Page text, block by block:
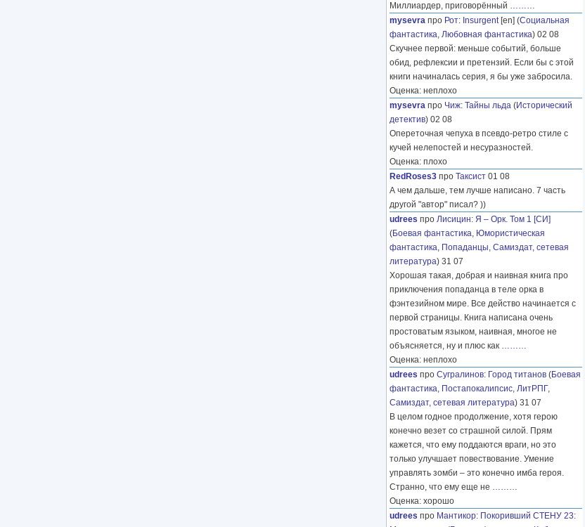
Миллиардер, приговорённый ………
mysevra про Рот: Insurgent[en] (Социальная
фантастика, Любовная фантастика) 02 08
Скучнее первой: меньше событий, больше
обид, рефлексии и претензий. Если бы с этой
книги начиналась серия, я бы уже забросила.
Оценка: неплохо
mysevra про Чиж: Тайны льда (Исторический
детектив) 02 08
Опереточная чепуха в псевдо-ретро стиле с
кучей нелепостей и несуразностей.
Оценка: плохо
RedRoses3 про Таксист 01 08
А чем дальше, тем лучше написано. 7 часть
другой "автор" писал? ))
udrees про Лисицин: Я – Орк. Том 1 [СИ]
(Боевая фантастика, Юмористическая
фантастика, Попаданцы, Самиздат, сетевая
литература) 31 07
Хорошая такая, добрая и наивная книга про
приключения попаданца в теле орка в
фэнтезийном мире. Все действо начинается с
первой страницы. Книга написана очень
простоватым языком, наивная, многое не
объясняется, ну и плюс как ………
Оценка: неплохо
udrees про Сугралинов: Город титанов (Боевая
фантастика, Постапокалипсис, ЛитРПГ,
Самиздат, сетевая литература) 31 07
В целом годное продолжение, хотя герою
конечно везет со страшной силой. Прям
кажется, что ему поддаются враги, но это
только улучшает повествование. Умение
управлять зомби – это конечно имба героя.
Странно, что ему еще не ………
Оценка: хорошо
udrees про Мантикор: Покоривший СТЕНУ 23: